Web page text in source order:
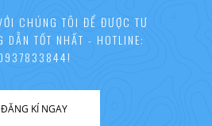
CHÚNG TÔI ĐỂ ĐƯỢC TƯ
DẪN TỐT NHẤT - HOTLINE:
ĐĂNG KÍ NGAY